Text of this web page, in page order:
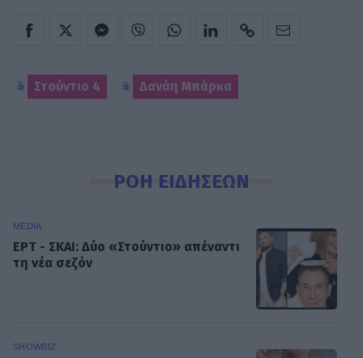
Στούντιο 4 Δανάη Μπάρκα
ΡΟΗ ΕΙΔΗΣΕΩΝ
MEDIA
ΕΡΤ - ΣΚΑΙ: Δύο «Στούντιο» απέναντι
τη νέα σεζόν
SHOWBIZ